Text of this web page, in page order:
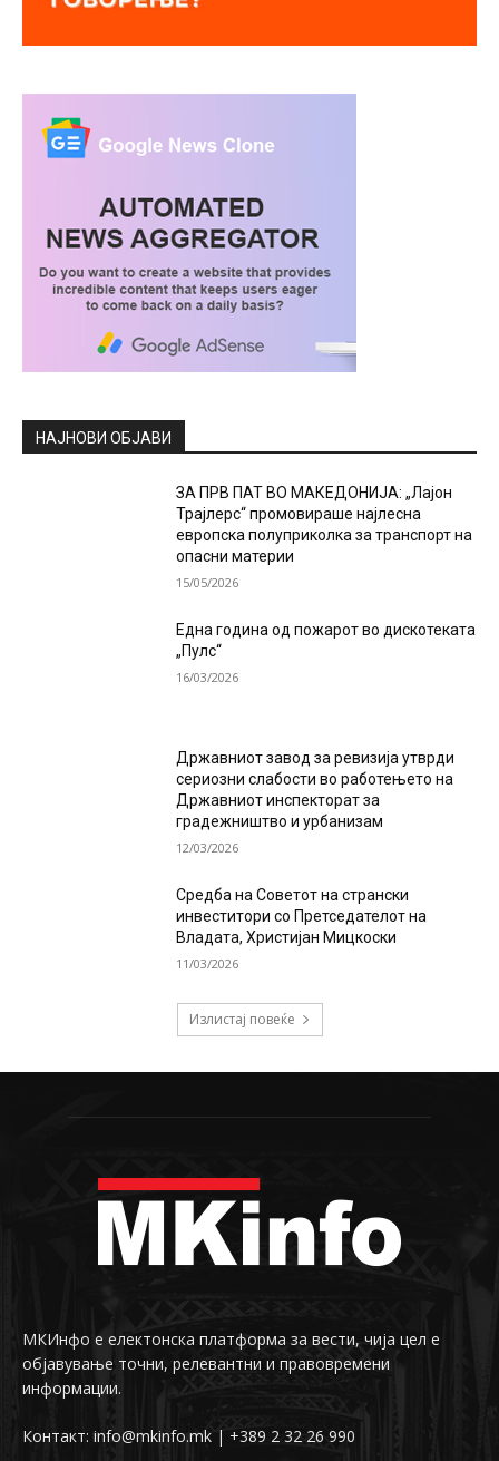
НАЈНОВИ ОБЈАВИ
ЗА ПРВ ПАТ ВО МАКЕДОНИЈА: „Лајон
Трајлерс“ промовираше најлесна
европска полуприколка за транспорт на
опасни материи
15/05/2026
Една година од пожарот во дискотеката
„Пулс“
16/03/2026
Државниот завод за ревизија утврди
сериозни слабости во работењето на
Државниот инспекторат за
градежништво и урбанизам
12/03/2026
Средба на Советот на странски
инвеститори со Претседателот на
Владата, Христијан Мицкоски
11/03/2026
Излистај повеќе
МКИнфо е електонска платформа за вести, чија цел е
објавување точни, релевантни и правовремени
информации.
Контакт: info@mkinfo.mk | +389 2 32 26 990